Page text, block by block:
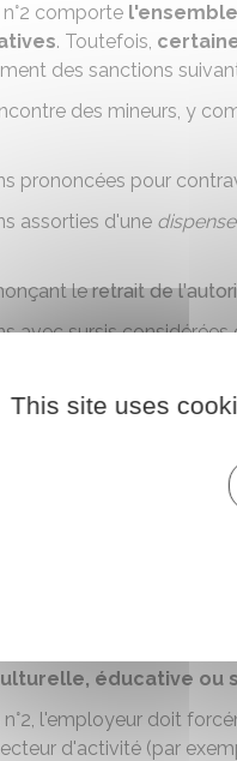
comporte
. Toutefois,
des sanctions
des mineurs, y
prononcées pour
assorties d'une
leretrait de
avec sursis
prononcée pour une
dont l'exécution
n°2 du casier judiciaire
judiciaire peut être délivré
et aux
éducative ou
l'employeur doit
d'activité (par
This site uses